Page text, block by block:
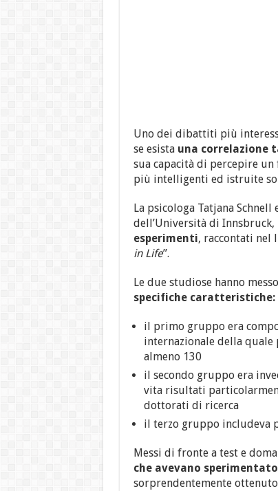
Uno dei dibattiti più
se esistauna correlazione
sua capacità di percepire
più intelligenti ed istruite
La psicologa Tatjana
dell’Università di
esperimenti, raccontati nel
in Life”.
Le due studiose hanno
specifiche caratteristiche:
il primo gruppo era
internazionale della quale
almeno 130
il secondo gruppo era
vita risultati
dottorati di ricerca
il terzo gruppo includeva
Messi di fronte a test e
che avevano sperimentato
sorprendentemente